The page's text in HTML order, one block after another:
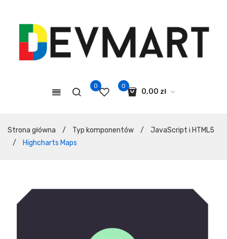
0 0
0,00 zł
Koszyk jest pusty.
Strona główna / Typ komponentów /
JavaScript i HTML5
/
Highcharts Maps